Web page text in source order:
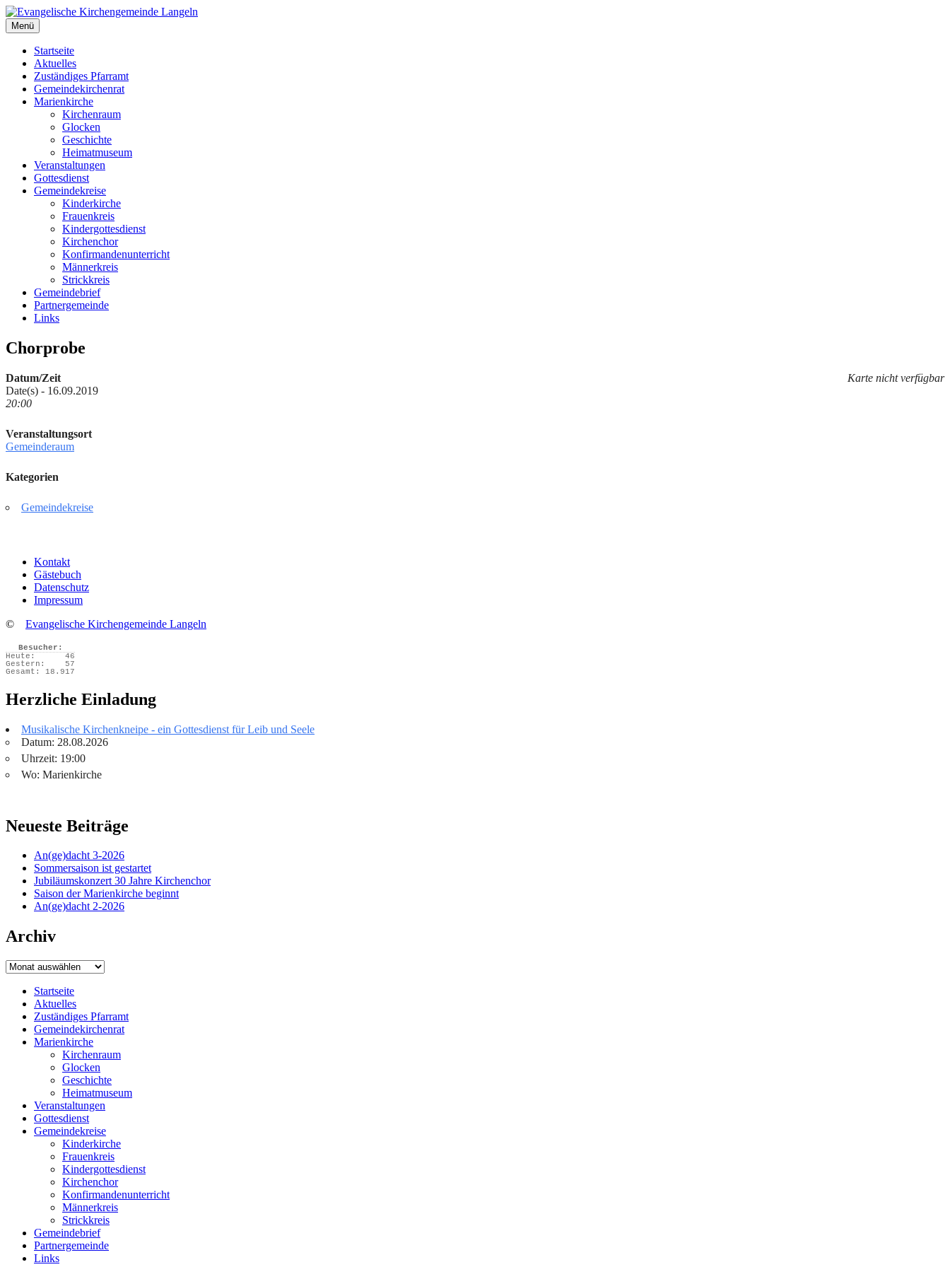
Zum
Inhalt
springen
Evangelische Kirchengemeinde Langeln
Evangelische Kirchengemeinde Langeln
Menü
Startseite
Aktuelles
Zuständiges Pfarramt
Gemeindekirchenrat
Marienkirche
Kirchenraum
Glocken
Geschichte
Heimatmuseum
Veranstaltungen
Gottesdienst
Gemeindekreise
Kinderkirche
Frauenkreis
Kindergottesdienst
Kirchenchor
Konfirmandenunterricht
Männerkreis
Strickkreis
Gemeindebrief
Partnergemeinde
Links
Chorprobe
Karte nicht verfügbar
Datum/Zeit
Date(s) - 16.09.2019
20:00
Veranstaltungsort
Gemeinderaum
Kategorien
Gemeindekreise
Kontakt
Gästebuch
Datenschutz
Impressum
© Evangelische Kirchengemeinde Langeln
Besucher:
Heute:
46
Gestern:
57
Gesamt:
18.917
Herzliche Einladung
Musikalische Kirchenkneipe - ein Gottesdienst für Leib und Seele
Datum: 28.08.2026
Uhrzeit: 19:00
Wo: Marienkirche
Neueste Beiträge
An(ge)dacht 3-2026
Sommersaison ist gestartet
Jubiläumskonzert 30 Jahre Kirchenchor
Saison der Marienkirche beginnt
An(ge)dacht 2-2026
Archiv
Archiv
Startseite
Aktuelles
Zuständiges Pfarramt
Gemeindekirchenrat
Marienkirche
Kirchenraum
Glocken
Geschichte
Heimatmuseum
Veranstaltungen
Gottesdienst
Gemeindekreise
Kinderkirche
Frauenkreis
Kindergottesdienst
Kirchenchor
Konfirmandenunterricht
Männerkreis
Strickkreis
Gemeindebrief
Partnergemeinde
Links